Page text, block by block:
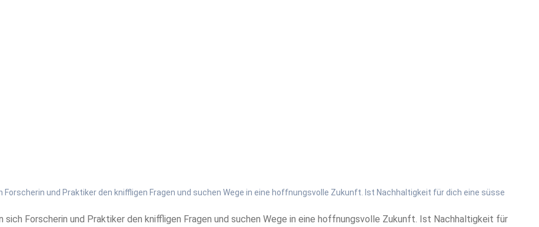
und Praktiker den kniffligen Fragen und suchen Wege in eine hoffnungsvolle Zukunft. Ist Nachhaltigkeit für dich eine süsse
Forscherin und Praktiker den kniffligen Fragen und suchen Wege in eine hoffnungsvolle Zukunft. Ist Nachhaltigkeit für